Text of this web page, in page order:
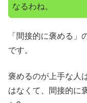
なるわね。
「間接的に褒める
です。
褒めるのが上手な人
はなくて、間接的に